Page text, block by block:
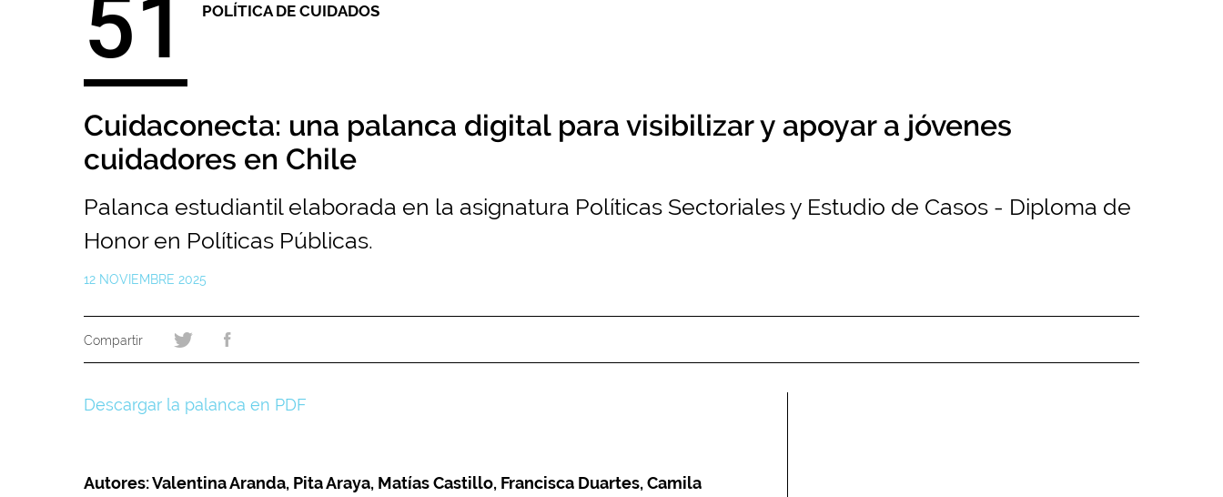
51 POLÍTICA DE CUIDADOS
Cuidaconecta: una palanca digital para visibilizar y apoyar a jóvenes
cuidadores en Chile
Palanca estudiantil elaborada en la asignatura Políticas Sectoriales y Estudio de Casos - Diploma de
Honor en Políticas Públicas.
12 NOVIEMBRE 2025
Descargar la palanca en PDF
Autores: Valentina Aranda, Pita Araya, Matías Castillo, Francisca Duartes, Camila